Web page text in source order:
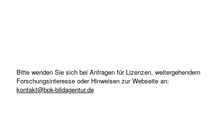
Bitte wenden Sie sich bei Anfragen für Lizenzen, weitergehendem
Forschungsinteresse oder Hinweisen zur Webseite an:
kontakt@bpk-bildagentur.de